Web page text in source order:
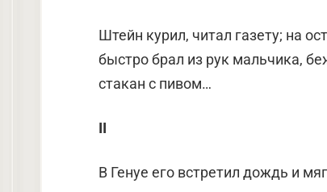
Штейн курил, читал газету; на
быстро брал из рук мальчика,
стакан с пивом…
II
В Генуе его встретил дождь и